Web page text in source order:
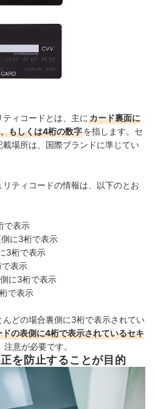
ィコードとは、主に カード裏面に
もしくは4桁の数字を指します。セ
場所は、国際ブランドに準じてい
ティコードの情報は、以下のとお
で表示
に3桁で表示
3桁で表示
表示
に3桁で表示
で表示
どの場合裏側に3桁で表示されてい
の表側に4桁で表示されているセキ
注意が必要です。
を防止することが目的